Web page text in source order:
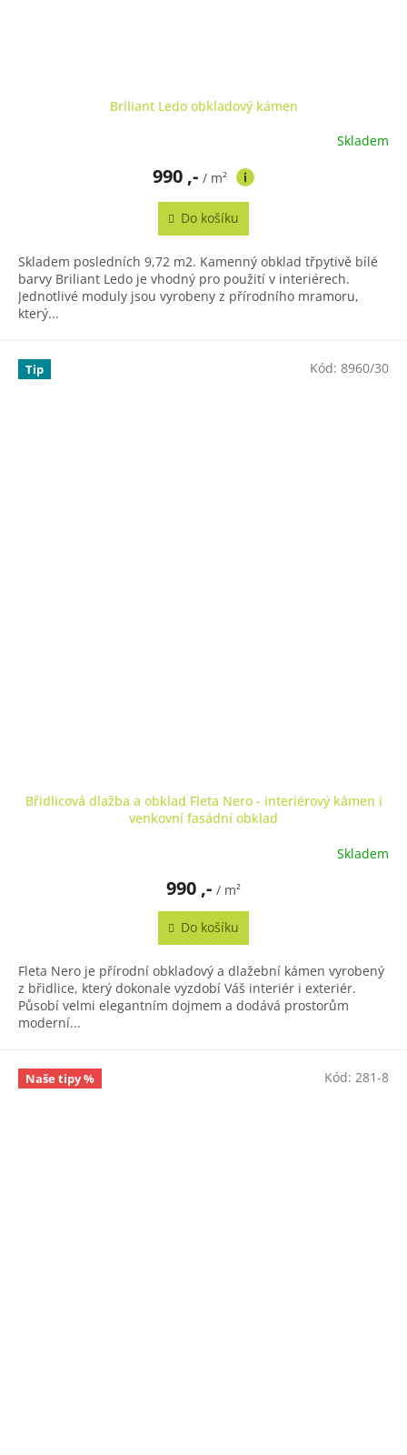
Briliant Ledo obkladový kámen
Skladem
990 ,- / m²
Do košíku
Skladem posledních 9,72 m2. Kamenný obklad třpytivě bílé
barvy Briliant Ledo je vhodný pro použití v interiérech.
Jednotlivé moduly jsou vyrobeny z přírodního mramoru,
který...
Tip
Břidlicová dlažba a obklad Fleta Nero - interiérový kámen i
venkovní fasádní obklad
Skladem
990 ,- / m²
Do košíku
Fleta Nero je přírodní obkladový a dlažební kámen vyrobený
z břidlice, který dokonale vyzdobí Váš interiér i exteriér.
Působí velmi elegantním dojmem a dodává prostorům
moderní...
Kód: 8960/30
Naše tipy % Kód: 281-8